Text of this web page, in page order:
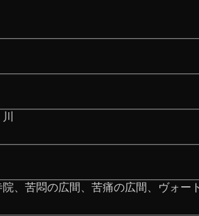
、苦悶の広間、苦痛の広間、ヴォー